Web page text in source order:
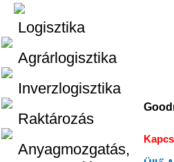
Logisztika
Agrárlogisztika
Inverzlogisztika
Raktározás
Anyagmozgatás,